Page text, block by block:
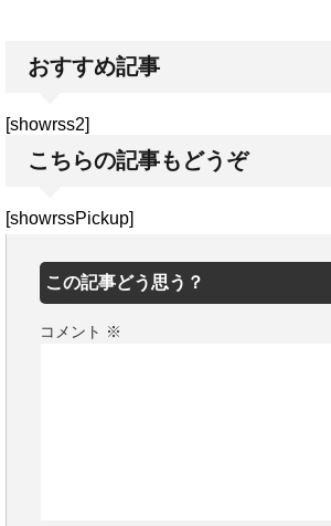
おすすめ記事
[showrss2]
こちらの記事もどうぞ
[showrssPickup]
この記事どう思う？
コメント ※